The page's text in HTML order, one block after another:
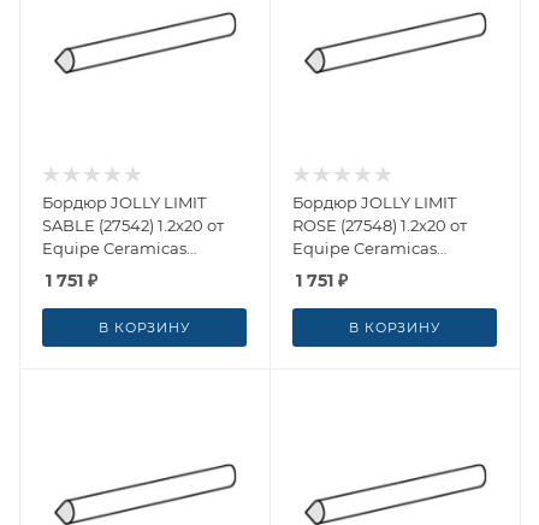
Бордюр JOLLY LIMIT
SABLE (27542) 1.2x20 от
Equipe Ceramicas
(Испания)
1 751 ₽
В КОРЗИНУ
Бордюр JOLLY LIMIT
ROSE (27548) 1.2x20 от
Equipe Ceramicas
(Испания)
1 751 ₽
В КОРЗИНУ